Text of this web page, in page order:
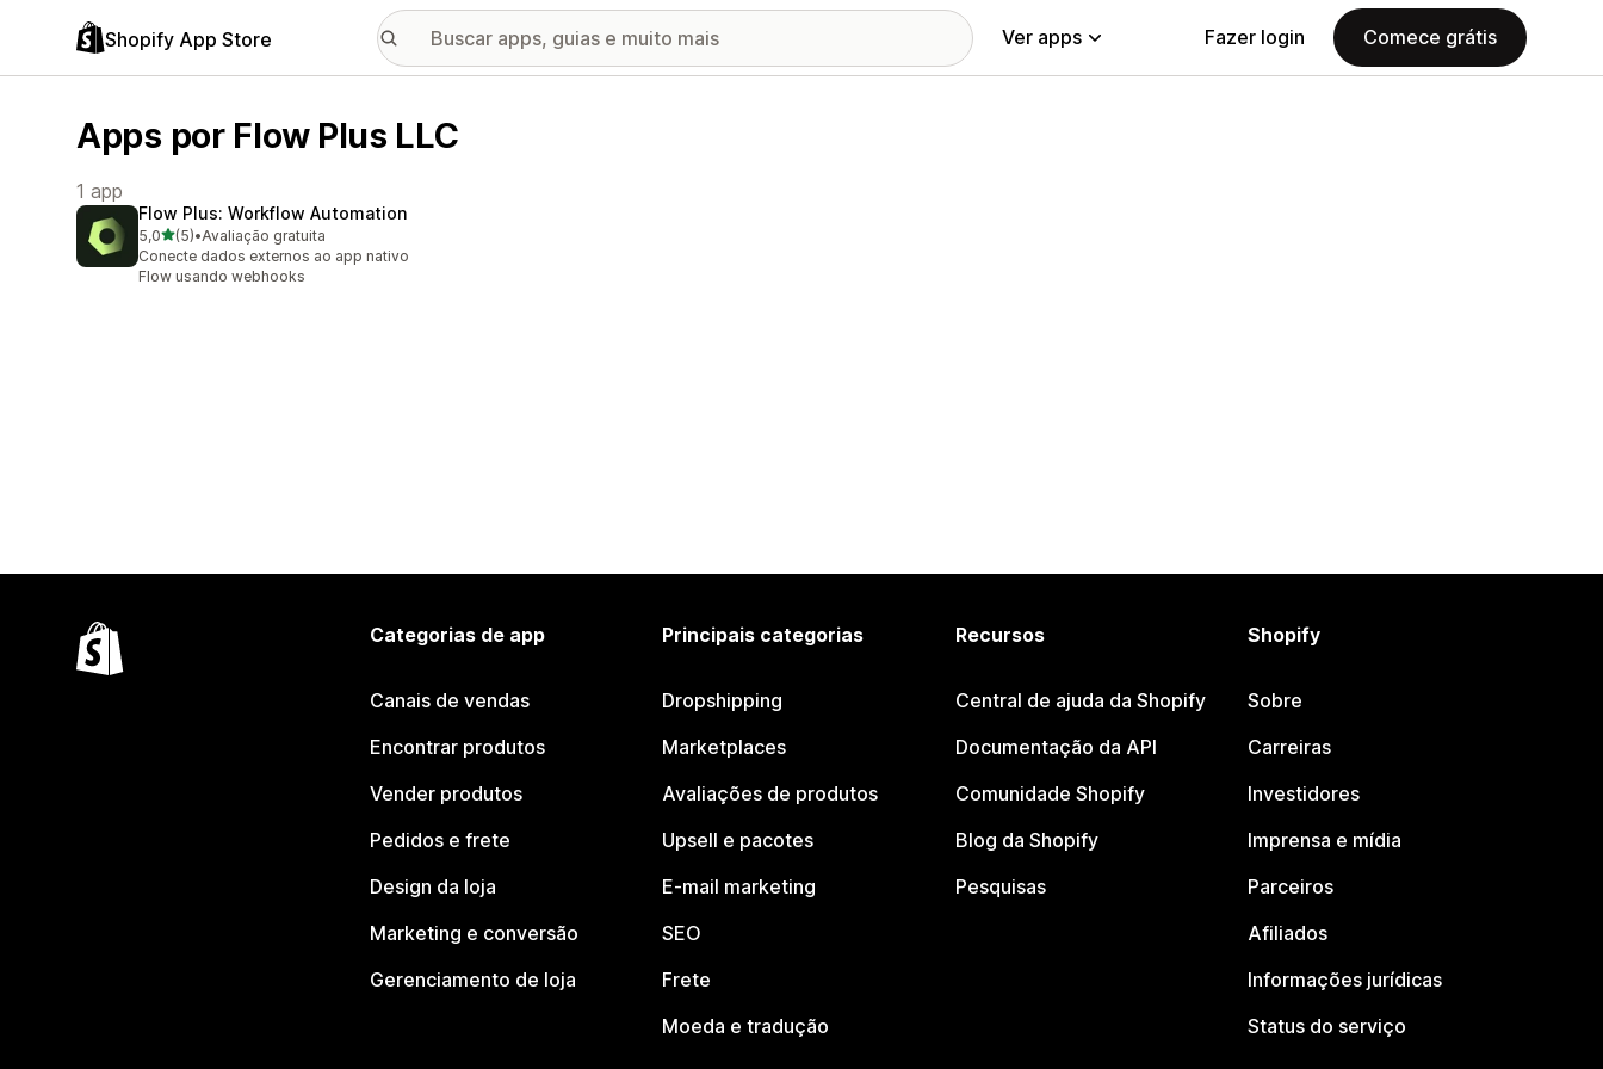
Shopify App Store Ver apps Fazer login Comece grátis
Apps por Flow Plus LLC
1 app
Flow Plus: Workflow Automation
5,0de 5 estrelas
(5)
5 avaliações ao todo
•Avaliação gratuita
Conecte dados externos ao app nativo
Flow usando webhooks
Categorias de app
Canais de vendas
Encontrar produtos
Vender produtos
Pedidos e frete
Design da loja
Marketing e conversão
Gerenciamento de loja
Principais categorias
Dropshipping
Marketplaces
Avaliações de produtos
Upsell e pacotes
E-mail marketing
SEO
Frete
Moeda e tradução
Recursos
Central de ajuda da Shopify
Documentação da API
Comunidade Shopify
Blog da Shopify
Pesquisas
Shopify
Sobre
Carreiras
Investidores
Imprensa e mídia
Parceiros
Afiliados
Informações jurídicas
Status do serviço